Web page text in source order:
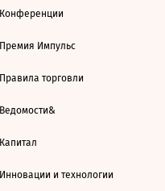
Конференции
Премия Импульс
Правила торговли
Ведомости&
Капитал
Инновации и технологии